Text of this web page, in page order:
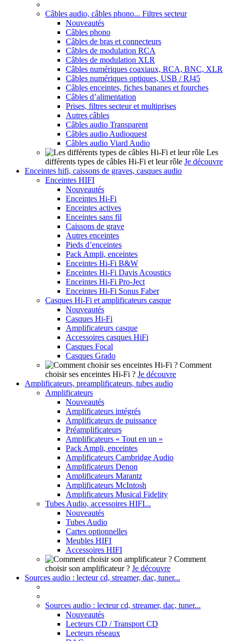
Câbles audio, câbles phono... Filtres secteur
Nouveautés
Câbles phono
Câbles de bras et connecteurs
Câbles de modulation RCA
Câbles de modulation XLR
Câbles numériques coaxiaux, RCA, BNC, XLR
Câbles numériques optiques, USB / RJ45
Câbles enceintes, fiches bananes et fourches
Câbles d’alimentation
Prises, filtres secteur et multiprises
Autres câbles
Câbles audio Transparent
Câbles audio Audioquest
Câbles audio Viard Audio
Les
différents types de câbles Hi-Fi et leur rôle Je découvre
Enceintes hifi, caissons de graves, casques audio
Enceintes HIFI
Nouveautés
Enceintes Hi-Fi
Enceintes actives
Enceintes sans fil
Caissons de grave
Autres enceintes
Pieds d’enceintes
Pack Ampli, enceintes
Enceintes Hi-Fi B&W
Enceintes Hi-Fi Davis Acoustics
Enceintes Hi-Fi Pro-Ject
Enceintes Hi-Fi Sonus Faber
Casques Hi-Fi et amplificateurs casque
Nouveautés
Casques Hi-Fi
Amplificateurs casque
Accessoires casques HiFi
Casques Focal
Casques Grado
Comment
choisir ses enceintes Hi-Fi ? Je découvre
Amplificateurs, preamplificateurs, tubes audio
Amplificateurs
Nouveautés
Amplificateurs intégrés
Amplificateurs de puissance
Préamplificateurs
Amplificateurs « Tout en un »
Pack Ampli, enceintes
Amplificateurs Cambridge Audio
Amplificateurs Denon
Amplificateurs Marantz
Amplificateurs McIntosh
Amplificateurs Musical Fidelity
Tubes Audio, accessoires HIFI...
Nouveautés
Tubes Audio
Cartes optionnelles
Meubles HIFI
Accessoires HIFI
Comment
choisir son amplificateur ? Je découvre
Sources audio : lecteur cd, streamer, dac, tuner...
Sources audio : lecteur cd, streamer, dac, tuner...
Nouveautés
Lecteurs CD / Transport CD
Lecteurs réseaux